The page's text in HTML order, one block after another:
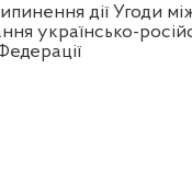
дії Угоди
українсько-